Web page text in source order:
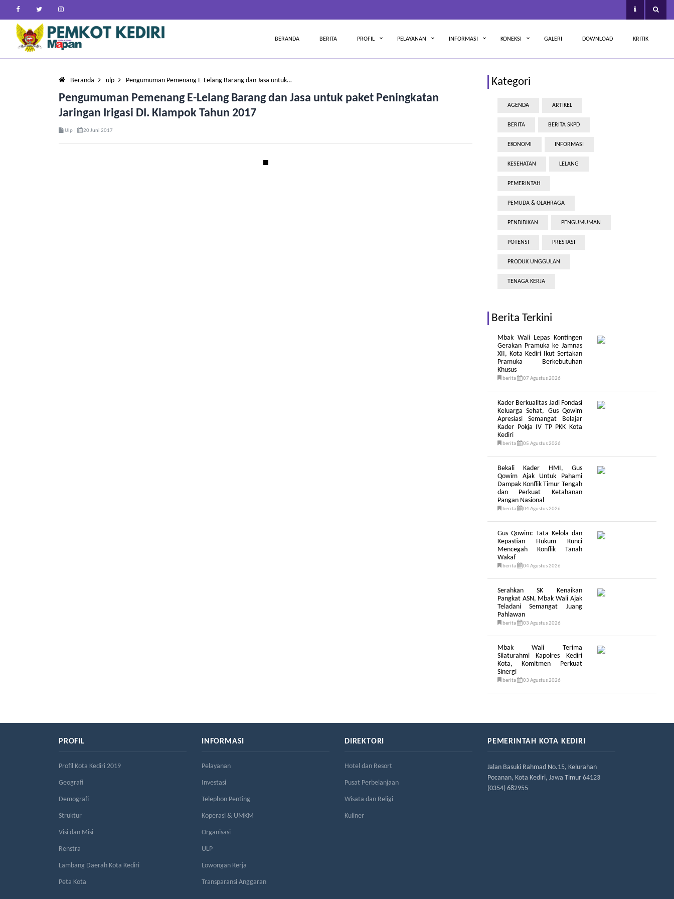
BERANDA BERITA PROFIL PELAYANAN INFORMASI KONEKSI GALERI DOWNLOAD KRITIK
Beranda ulp Pengumuman Pemenang E-Lelang Barang dan Jasa untuk…
Pengumuman Pemenang E-Lelang Barang dan Jasa untuk paket Peningkatan
Jaringan Irigasi DI. Klampok Tahun 2017
Ulp | 20 Juni 2017
Kategori
AGENDA ARTIKEL
BERITA BERITA SKPD
EKONOMI INFORMASI
KESEHATAN LELANG
PEMERINTAH
PEMUDA & OLAHRAGA
PENDIDIKAN PENGUMUMAN
POTENSI PRESTASI
PRODUK UNGGULAN
TENAGA KERJA
Berita Terkini
Mbak Wali Lepas Kontingen
Gerakan Pramuka ke Jamnas
XII, Kota Kediri Ikut Sertakan
Pramuka Berkebutuhan
Khusus
berita 07 Agustus 2026
Kader Berkualitas Jadi Fondasi
Keluarga Sehat, Gus Qowim
Apresiasi Semangat Belajar
Kader Pokja IV TP PKK Kota
Kediri
berita 05 Agustus 2026
Bekali Kader HMI, Gus
Qowim Ajak Untuk Pahami
Dampak Konflik Timur Tengah
dan Perkuat Ketahanan
Pangan Nasional
berita 04 Agustus 2026
Gus Qowim: Tata Kelola dan
Kepastian Hukum Kunci
Mencegah Konflik Tanah
Wakaf
berita 04 Agustus 2026
Serahkan SK Kenaikan
Pangkat ASN, Mbak Wali Ajak
Teladani Semangat Juang
Pahlawan
berita 03 Agustus 2026
Mbak Wali Terima
Silaturahmi Kapolres Kediri
Kota, Komitmen Perkuat
Sinergi
berita 03 Agustus 2026
PROFIL
Profil Kota Kediri 2019
Geografi
Demografi
Struktur
Visi dan Misi
Renstra
Lambang Daerah Kota Kediri
Peta Kota
INFORMASI
Pelayanan
Investasi
Telephon Penting
Koperasi & UMKM
Organisasi
ULP
Lowongan Kerja
Transparansi Anggaran
DIREKTORI
Hotel dan Resort
Pusat Perbelanjaan
Wisata dan Religi
Kuliner
PEMERINTAH KOTA KEDIRI
Jalan Basuki Rahmad No.15, Kelurahan
Pocanan, Kota Kediri, Jawa Timur 64123
(0354) 682955